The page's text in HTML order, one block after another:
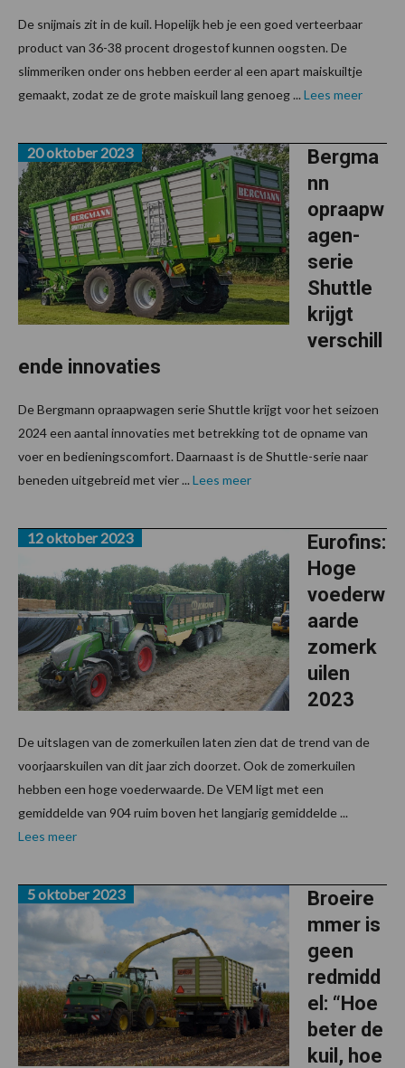
De snijmais zit in de kuil. Hopelijk heb je een goed verteerbaar
product van 36-38 procent drogestof kunnen oogsten. De
slimmeriken onder ons hebben eerder al een apart maiskuiltje
gemaakt, zodat ze de grote maiskuil lang genoeg ... Lees meer
Bergma
nn
opraapw
agen-
serie
Shuttle
krijgt
verschill
ende innovaties
20 oktober 2023
De Bergmann opraapwagen serie Shuttle krijgt voor het seizoen
2024 een aantal innovaties met betrekking tot de opname van
voer en bedieningscomfort. Daarnaast is de Shuttle-serie naar
beneden uitgebreid met vier ... Lees meer
Eurofins:
Hoge
voederw
aarde
zomerk
uilen
2023
12 oktober 2023
De uitslagen van de zomerkuilen laten zien dat de trend van de
voorjaarskuilen van dit jaar zich doorzet. Ook de zomerkuilen
hebben een hoge voederwaarde. De VEM ligt met een
gemiddelde van 904 ruim boven het langjarig gemiddelde ...
Lees meer
Broeire
mmer is
geen
redmidd
el: “Hoe
beter de
kuil, hoe
5 oktober 2023